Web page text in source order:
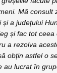
Mă consult
a județului
și fac tot ceea
a rezolva
obțin astfel o
au lucrat în